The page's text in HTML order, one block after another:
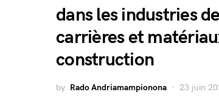
dans les industries de
carrières et
construction
by Rado Andriamampionona 23 juin